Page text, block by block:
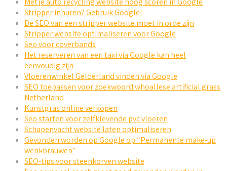
Stripper inhuren? Gebruik Google!
De SEO van een stripper website moet in orde zijn
Stripper website optimaliseren voor Google
Seo voor coverbands
Het reserveren van een taxi via Google kan heel
eenvoudig zijn
Vloerenwinkel Gelderland vinden via Google
SEO toepassen voor zoekwoord whoallese artificial grass
Netherland
Kunstgras online verkopen
Seo starten voor zelfklevende pvc vloeren
Schapenvacht website laten optimaliseren
Gevonden worden op Google op “Permanente make-up
wenkbrauwen”
SEO-tips voor steenkorven website